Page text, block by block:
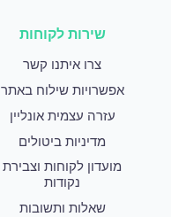
שירות לקוחות
צרו איתנו קשר
אפשרויות שילוח באתר
עזרה עצמית אונליין
מדיניות ביטולים
מועדון לקוחות וצבירת
נקודות
שאלות ותשובות